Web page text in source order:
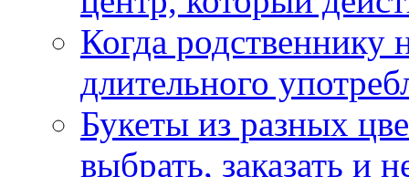
Когда
длительного
Букеты из разных
выбрать, заказать и